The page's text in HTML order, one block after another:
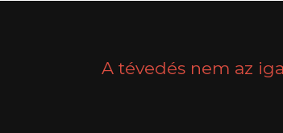
A tévedés nem az